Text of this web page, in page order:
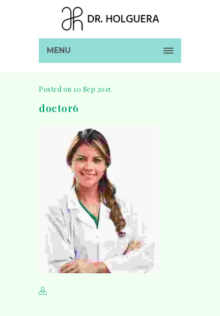
MENU
Posted on 10 Sep 2015
doctor6